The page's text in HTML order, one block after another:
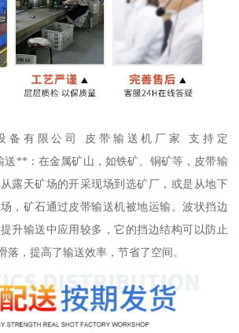
备有限公司 皮带输送机厂家 支持定
送**：在金属矿山，如铁矿、铜矿等，皮带输
露天矿场的开采现场到选矿厂，或是从地下
，矿石通过皮带输送机被地运输。波状挡边
升输送中应用较多，它的挡边结构可以防止
落，提高了输送效率，节省了空间。